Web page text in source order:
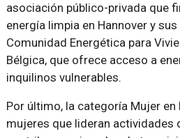
asociación público-privada que
energía limpia en Hannover y
Comunidad Energética para
Bélgica, que ofrece acceso a
inquilinos vulnerables.
Por último, la categoría Mujer en
mujeres que lideran actividades